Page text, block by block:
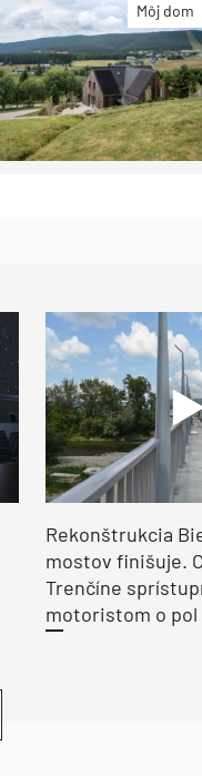
Môj dom
Rekonštrukcia
mostov finišuje.
Trenčíne
motoristom o pol